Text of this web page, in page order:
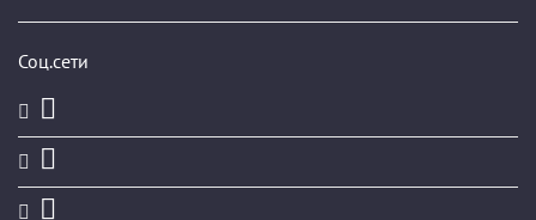
Соц.сети